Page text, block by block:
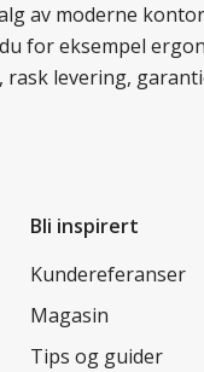
av moderne
for eksempel
levering,
Bli inspirert
Kundereferanser
Magasin
Tips og guider